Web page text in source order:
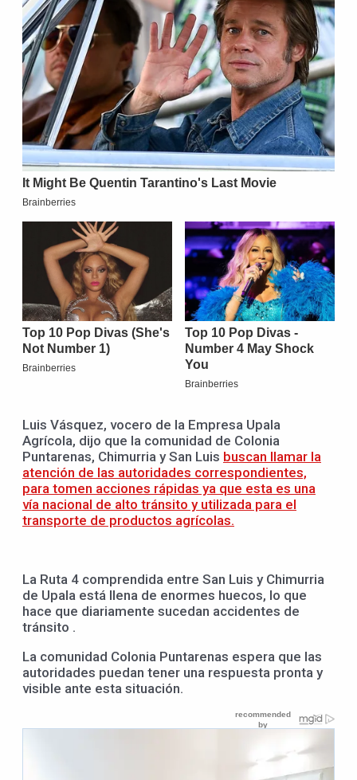
Luis Vásquez, vocero de la Empresa Upala
Agrícola, dijo que la comunidad de Colonia
Puntarenas, Chimurria y San Luis buscan llamar la
atención de las autoridades correspondientes,
para tomen acciones rápidas ya que esta es una
vía nacional de alto tránsito y utilizada para el
transporte de productos agrícolas.
La Ruta 4 comprendida entre San Luis y Chimurria
de Upala está llena de enormes huecos, lo que
hace que diariamente sucedan accidentes de
tránsito .
La comunidad Colonia Puntarenas espera que las
autoridades puedan tener una respuesta pronta y
visible ante esta situación.